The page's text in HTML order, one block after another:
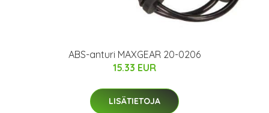
ABS-anturi MAXGEAR 20-0206
15.33 EUR
LISÄTIETOJA